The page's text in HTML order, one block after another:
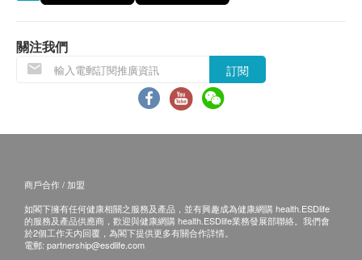
關注我們
訂閱
商戶合作 / 加盟
如閣下擁有任何健康相關之服務及產品，並有興趣成為健康網購 health.ESDlife
的服務及產品供應商，歡迎與健康網購 health.ESDlife業務發展部聯絡。我們會
於2個工作天內回覆，為閣下提供更多有關合作詳情。
電郵: partnership@esdlife.com